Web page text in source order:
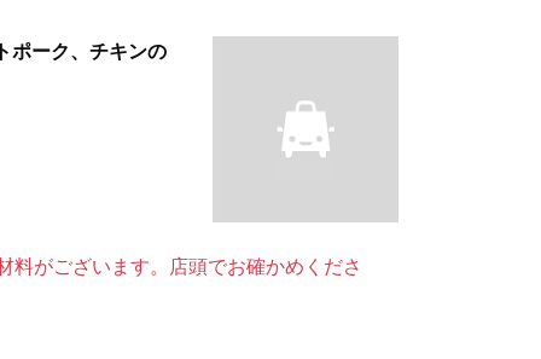
ポーク、チキンの
料がございます。店頭でお確かめくださ